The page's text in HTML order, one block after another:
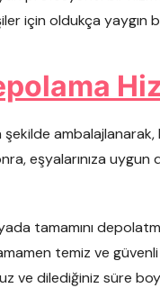
için oldukça yaygın
ambalajlanarak,
eşyalarınıza uygun
yada tamamını
temiz ve
dilediğiniz süre